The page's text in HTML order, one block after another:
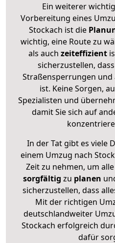
Ein weiterer
Vorbereitung eines
Stockach ist die
wichtig, eine Route zu
als auch zeiteffizient
sicherzustellen,
Straßensperrungen
ist. Keine Sorgen,
Spezialisten und
damit Sie sich auf
In der Tat gibt es viele
einem Umzug nach
Zeit zu nehmen, um
sorgfältig zu planen
sicherzustellen, dass
Mit der richtigen
deutschlandweiter
Stockach erfolgreich
dafür